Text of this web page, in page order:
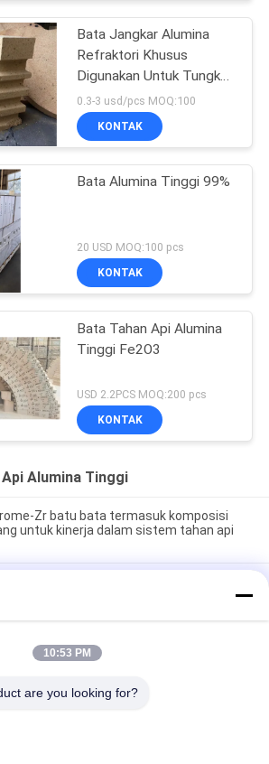
Bata Jangkar Alumina
Refraktori Khusus
Digunakan Untuk Tungku
Peleburan Aluminium
0.3-3 usd/pcs MOQ:100
KONTAK
Bata Alumina Tinggi 99%
20 USD MOQ:100 pcs
KONTAK
Bata Tahan Api Alumina
Tinggi Fe2O3
USD 2.2PCS MOQ:200 pcs
KONTAK
Alumina Tinggi
Zr batu bata termasuk komposisi
untuk kinerja dalam sistem tahan api
Batu bata tahan api aluminium
untuk isolasi termal dan struktur
lama
Dingin≥120MPa Alumina Chrome Zr
sampai 3,8 gcm3 Brick untuk aplikasi
10:53 PM
are you looking for?